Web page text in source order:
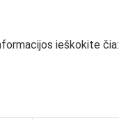
ieškokite čia: